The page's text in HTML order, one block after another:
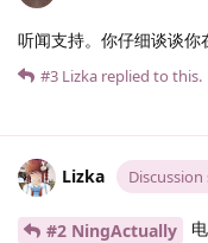
听闻支持。你仔细谈谈你
#3 Lizka replied to this.
Lizka
#2 NingActually